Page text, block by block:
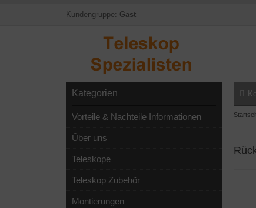
Kundengruppe: Gast
Kategorien
Vorteile & Nachteile Informationen
Über uns
Teleskope
Teleskop Zubehör
Montierungen